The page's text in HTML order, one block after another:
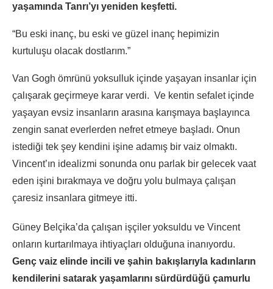
yaşamında Tanrı’yı yeniden keşfetti.
“Bu eski inanç, bu eski ve güzel inanç hepimizin
kurtuluşu olacak dostlarım.”
Van Gogh ömrünü yoksulluk içinde yaşayan insanlar için
çalışarak geçirmeye karar verdi. Ve kentin sefalet içinde
yaşayan evsiz insanların arasına karışmaya başlayınca
zengin sanat everlerden nefret etmeye başladı. Onun
istediği tek şey kendini işine adamış bir vaiz olmaktı.
Vincent’ın idealizmi sonunda onu parlak bir gelecek vaat
eden işini bırakmaya ve doğru yolu bulmaya çalışan
çaresiz insanlara gitmeye itti.
Güney Belçika’da çalışan işçiler yoksuldu ve Vincent
onların kurtarılmaya ihtiyaçları olduğuna inanıyordu.
Genç vaiz elinde incili ve şahin bakışlarıyla kadınların
kendilerini satarak yaşamlarını sürdürdüğü çamurlu